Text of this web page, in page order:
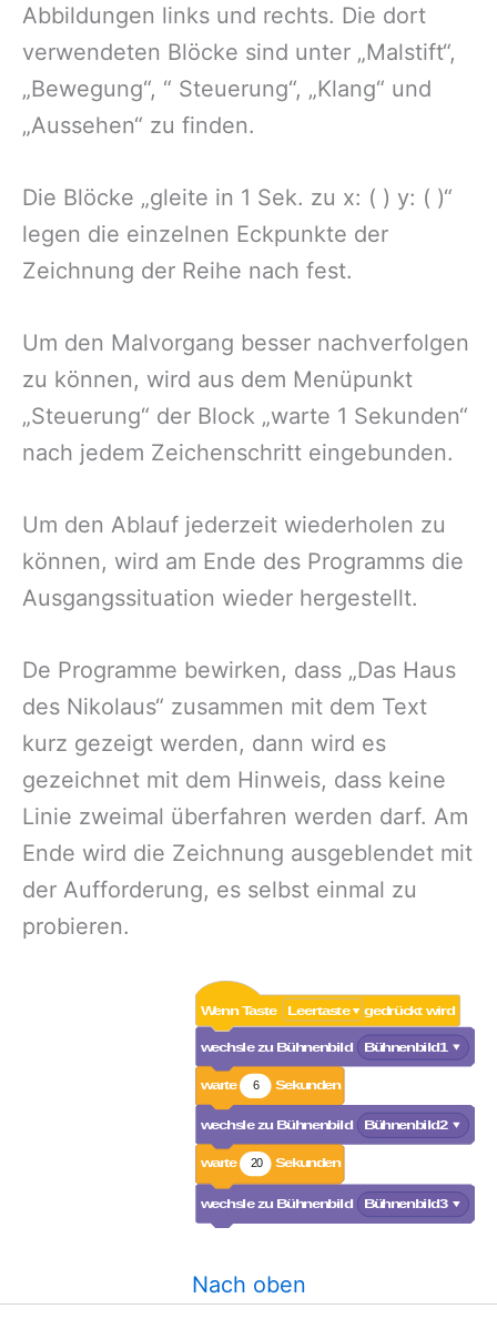
Abbildungen links und rechts. Die dort
verwendeten Blöcke sind unter „Malstift“,
„Bewegung“, “ Steuerung“, „Klang“ und
„Aussehen“ zu finden.
Die Blöcke „gleite in 1 Sek. zu x: ( ) y: ( )“
legen die einzelnen Eckpunkte der
Zeichnung der Reihe nach fest.
Um den Malvorgang besser nachverfolgen
zu können, wird aus dem Menüpunkt
„Steuerung“ der Block „warte 1 Sekunden“
nach jedem Zeichenschritt eingebunden.
Um den Ablauf jederzeit wiederholen zu
können, wird am Ende des Programms die
Ausgangssituation wieder hergestellt.
De Programme bewirken, dass „Das Haus
des Nikolaus“ zusammen mit dem Text
kurz gezeigt werden, dann wird es
gezeichnet mit dem Hinweis, dass keine
Linie zweimal überfahren werden darf. Am
Ende wird die Zeichnung ausgeblendet mit
der Aufforderung, es selbst einmal zu
probieren.
Nach oben